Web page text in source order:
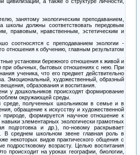
занятому экологическим преподаванием,
школы должны соответствовать передовым
правовым, нравственным, эстетическим и
соотносятся с преподаванием экологии -
отношения к обучению, главным результатом
установки бережного отношения к живой и
при обычных, бытовых отношениях с нею. При
ученика, что его предмет действительно
Эмоциональный, художественный, образный
образования и воспитания.
у дошкольников происходят формирование
окружающей среды.
среде, полученных школьником в семье и в
обращение к искусству и художественной
природе, формируется научное отношение к
элементарных экологически грамотных
подготовка и др.), по-новому раскрывает
В среднем школьном звене главная роль в
некоторых видов практического общения с
подростковому возрасту. Целью воспитания
происходит на уроках географии, биологии,